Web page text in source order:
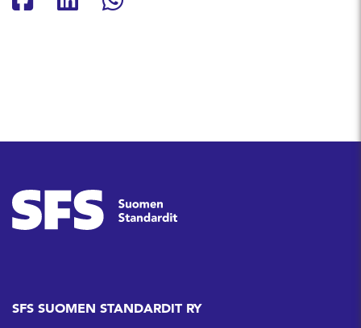
Jaa Facebookissa
Jaa Linkedinissä
Jaa Whatsappissa
SFS SUOMEN STANDARDIT RY